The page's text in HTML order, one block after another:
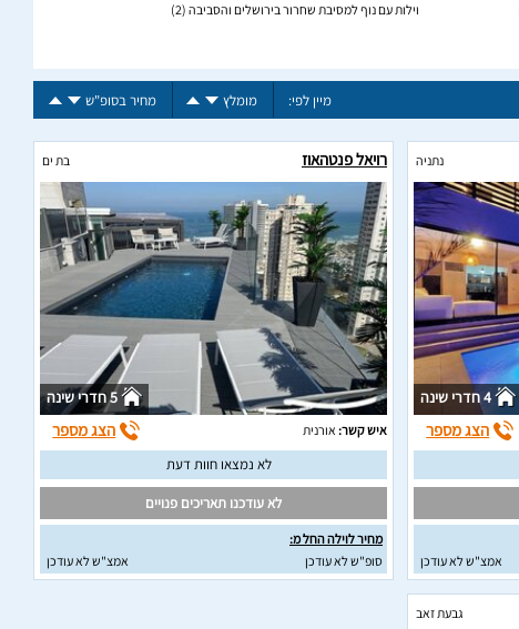
וילות עם נוף למסיבת שחרור בירושלים והסביבה (2)
מיין לפי: מומלץ מחיר בסופ"ש
נתניה
4 חדרי שינה
הצג מספר
אמצ"ש לא עודכן
רויאל פנטהאוז בת ים
5 חדרי שינה
איש קשר: אורנית הצג מספר
לא נמצאו חוות דעת
לא עודכנו תאריכים פנויים
מחיר לוילה החל מ:
סופ"ש לא עודכן
אמצ"ש לא עודכן
גבעת זאב